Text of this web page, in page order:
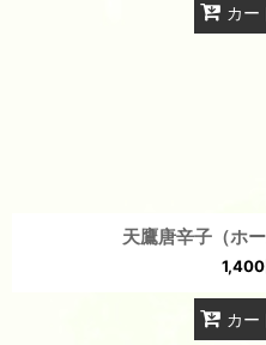
カー
天鷹唐辛子（ホ
1,400
カー